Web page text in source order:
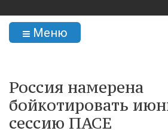
Меню
Россия намерена
бойкотировать
сессию ПАСЕ